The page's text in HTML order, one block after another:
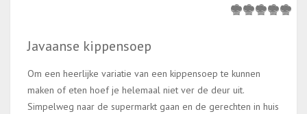
Javaanse kippensoep
Om een heerlijke variatie van een kippensoep te kunnen
maken of eten hoef je helemaal niet ver de deur uit.
Simpelweg naar de supermarkt gaan en de gerechten in huis